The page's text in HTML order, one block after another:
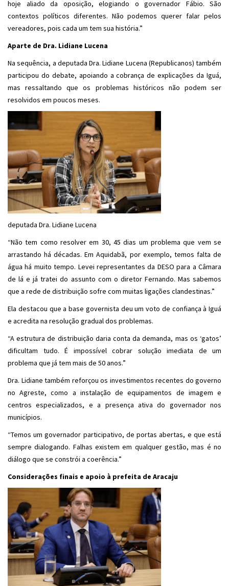
hoje aliado da oposição, elogiando o governador Fábio. São
contextos políticos diferentes. Não podemos querer falar pelos
vereadores, pois cada um tem sua história.”
Aparte de Dra. Lidiane Lucena
Na sequência, a deputada Dra. Lidiane Lucena (Republicanos) também
participou do debate, apoiando a cobrança de explicações da Iguá,
mas ressaltando que os problemas históricos não podem ser
resolvidos em poucos meses.
deputada Dra. Lidiane Lucena
“Não tem como resolver em 30, 45 dias um problema que vem se
arrastando há décadas. Em Aquidabã, por exemplo, temos falta de
água há muito tempo. Levei representantes da DESO para a Câmara
de lá e já tratei do assunto com o diretor Fernando. Mas sabemos
que a rede de distribuição sofre com muitas ligações clandestinas.”
Ela destacou que a base governista deu um voto de confiança à Iguá
e acredita na resolução gradual dos problemas.
“A estrutura de distribuição daria conta da demanda, mas os ‘gatos’
dificultam tudo. É impossível cobrar solução imediata de um
problema que já tem mais de 50 anos.”
Dra. Lidiane também reforçou os investimentos recentes do governo
no Agreste, como a instalação de equipamentos de imagem e
centros especializados, e a presença ativa do governador nos
municípios.
“Temos um governador participativo, de portas abertas, e que está
sempre dialogando. Falhas existem em qualquer gestão, mas é no
diálogo que se constrói a coerência.”
Considerações finais e apoio à prefeita de Aracaju